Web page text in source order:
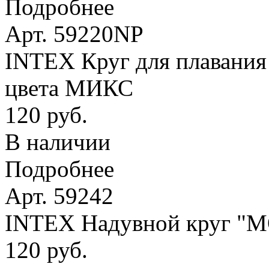
Подробнее
Арт. 59220NP
INTEX Круг для
цвета МИКС
120 руб.
В наличии
Подробнее
Арт. 59242
INTEX Надувной круг
120 руб.